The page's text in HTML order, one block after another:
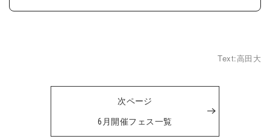
Text:高田大
次ページ
6月開催フェス一覧